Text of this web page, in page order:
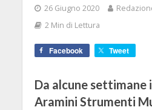
26 Giugno 2020
2 Min di Lettura
Facebook Tweet
Da alcune
Aramini Strumenti